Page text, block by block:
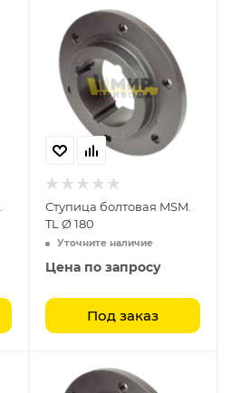
Ступица болтовая MSM.
TL Ø 180
Уточните наличие
Цена по запросу
Под заказ